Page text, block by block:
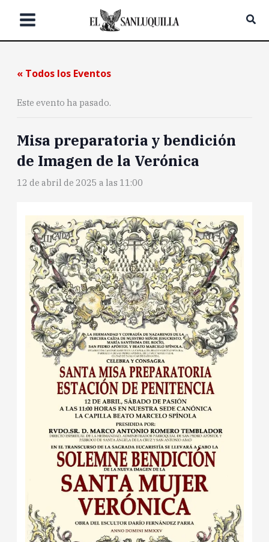
« Todos los Eventos
Este evento ha pasado.
Misa preparatoria y bendición
de Imagen de la Verónica
12 de abril de 2025 a las 11:00